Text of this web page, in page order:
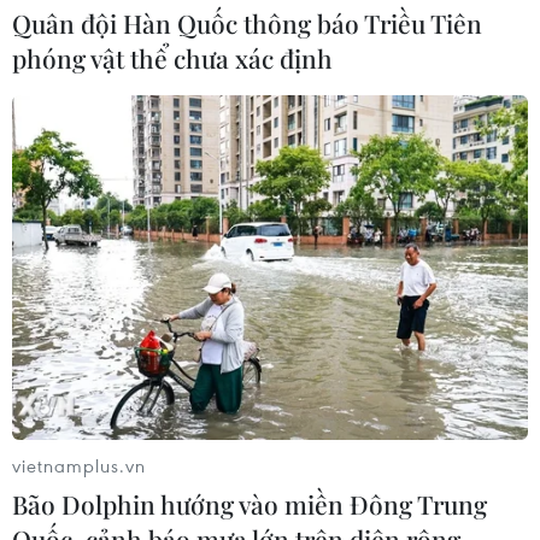
Giá vàng thế giới tăng khoảng 1% khi
giá dầu hạ nhiệt
05/08/2026 01:18
Dầu thô chạm đáy ba tuần khi căng
thẳng tại eo biển Hormuz hạ nhiệt
05/08/2026 00:53
Phố Wall lập kỷ lục mới nhờ đà tăng
của nhóm cổ phiếu AI
05/08/2026 00:37
Quân đội Hàn Quốc thông báo Triều Tiên
phóng vật thể chưa xác định
vietnamplus.vn
Bão Dolphin hướng vào miền Đông Trung